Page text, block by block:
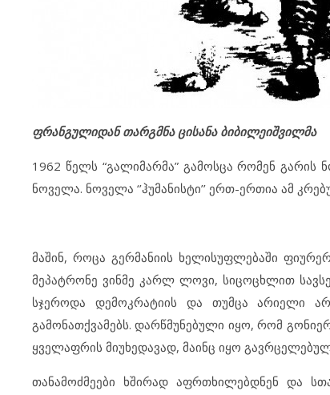
ფრანგულიდან თარგმნა ცისანა ბიბილეიშვილმა
1962 წელს “გალიმარმა” გამოსცა რომენ გარის
ნოველა. ნოველა ‘’ჰუმანისტი’’ ერთ-ერთია ამ
მაშინ, როცა გერმანიის ხელისუფლებაში
მეპატრონე ვინმე კარლ ლოვი, სიცოცხლით
სჯეროდა დემოკრატიის და თუმცა არიელი
გამონათქვამებს. დარწმუნებული იყო, რომ
ყველაფრის მიუხედავად, მაინც იყო
თანამოძმეები ხშირად აფრთხილებდნენ და